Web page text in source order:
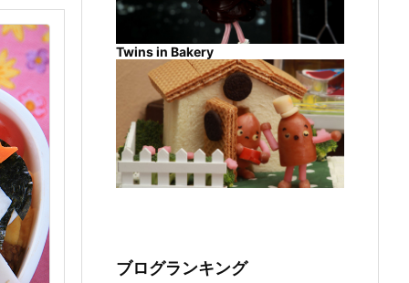
Twins in Bakery
ブログランキング